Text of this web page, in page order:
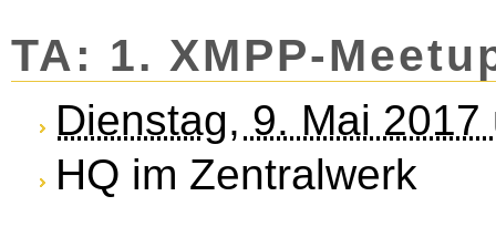
TA: 1. XMPP-
Dienstag, 9. Mai
HQ im Zentralwerk